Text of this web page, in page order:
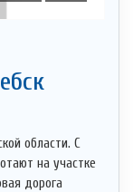
области. С
на участке
дорога